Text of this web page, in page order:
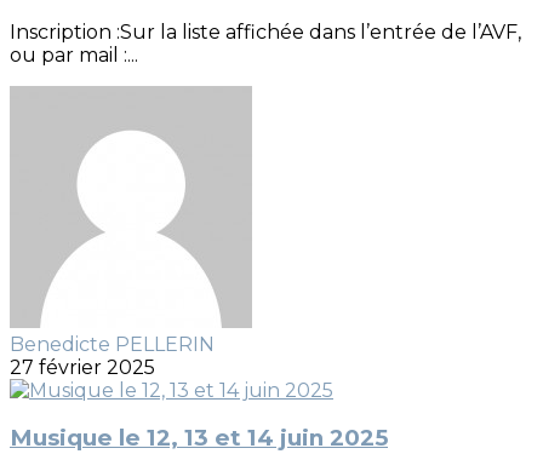
Inscription :Sur la liste affichée dans l’entrée de l’AVF,
ou par mail :...
Benedicte PELLERIN
27 février 2025
Musique le 12, 13 et 14 juin 2025